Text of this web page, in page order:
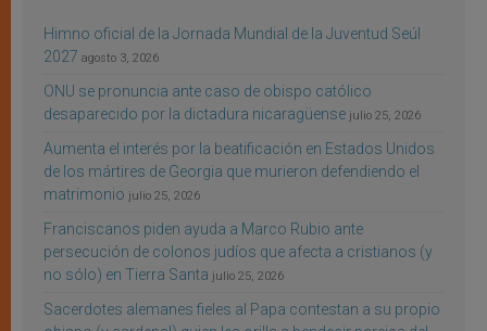
Himno oficial de la Jornada Mundial de la Juventud Seúl
2027 agosto 3, 2026
ONU se pronuncia ante caso de obispo católico
desaparecido por la dictadura nicaragüense julio 25, 2026
Aumenta el interés por la beatificación en Estados Unidos
de los mártires de Georgia que murieron defendiendo el
matrimonio julio 25, 2026
Franciscanos piden ayuda a Marco Rubio ante
persecución de colonos judíos que afecta a cristianos (y
no sólo) en Tierra Santa julio 25, 2026
Sacerdotes alemanes fieles al Papa contestan a su propio